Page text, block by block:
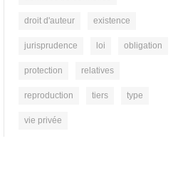
droit d'auteur existence
jurisprudence loi obligation
protection relatives
reproduction tiers type
vie privée